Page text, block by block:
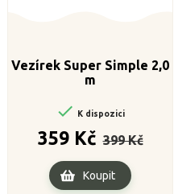
Vezírek Super Simple 2,0
m
 K dispozici
359 Kč cena
399 Kč
Koupit